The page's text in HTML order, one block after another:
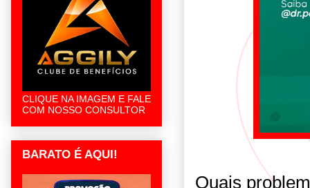
Quais
CLIQUE NA IMAGEM E FALE
COM NOSSO CONSULTOR
BARATO É AQUI!